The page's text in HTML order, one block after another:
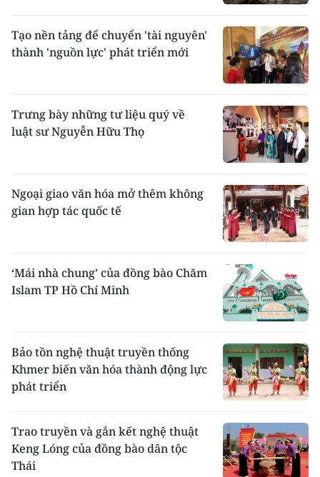
học kinh Phật, học chữ Khmer ở các trường
chùa. Chỉ sau nghĩa vụ tu hành, họ mới được
phép hoàn tục và mới có quyền được lập gia
đình.
Các nghệ nhân người Khmer (Cà Mau) diễn tấu
với các nhạc cụ trong dàn nhạc trống lớn. Ảnh
Văn nghệ
: Người Khmer có cả một kho tàng
phong phú về truyện cổ như thần thoại,
truyền thuyết, cổ tích, ngụ ngôn, truyện cười,
có một nền sân khấu truyền thống như Dù
Ấn Ðộ, vừa có nguồn gốc Ðông Nam Á. Nghệ
thuật và kiến trúc chùa tháp được coi là di
sản đặc sắc nhất của văn hoá Khmer. Trong
các ngôi chùa Khmer của Phật giáo tiểu thừa
được tôn thờ duy nhất, chiếm vị trí trung
tâm khu chính điện, vẫn tồn tại một hệ thống
phong phú linh thần, linh thú - những dấu
vết tàn dư còn lại của Bà la môn giáo và tín
Tạo nền tảng để chuyển 'tài nguyên'
thành 'nguồn lực' phát triển mới
Trưng bày những tư liệu quý về
luật sư Nguyễn Hữu Thọ
Ngoại giao văn hóa mở thêm không
gian hợp tác quốc tế
‘Mái nhà chung’ của đồng bào Chăm
Islam TP Hồ Chí Minh
Bảo tồn nghệ thuật truyền thống
Khmer biến văn hóa thành động lực
phát triển
Trao truyền và gắn kết nghệ thuật
Keng Lóng của đồng bào dân tộc
Thái